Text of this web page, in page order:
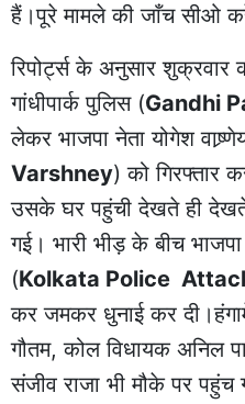
हैं।पूरे मामले की जाँच सीओ
रिपोर्ट्स के अनुसार शुक्रवार
गांधीपार्क पुलिस (Gandhi
लेकर भाजपा नेता योगेश
Varshney) को गिरफ्तार
उसके घर पहुंची देखते ही देखते
गई। भारी भीड़ के बीच
(Kolkata Police
कर जमकर धुनाई कर
गौतम, कोल विधायक अनिल
संजीव राजा भी मौके पर